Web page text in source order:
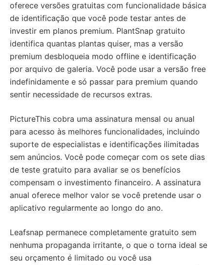
oferece versões gratuitas com funcionalidade básica
de identificação que você pode testar antes de
investir em planos premium. PlantSnap gratuito
identifica quantas plantas quiser, mas a versão
premium desbloqueia modo offline e identificação
por arquivo de galeria. Você pode usar a versão free
indefinidamente e só passar para premium quando
sentir necessidade de recursos extras.
PictureThis cobra uma assinatura mensal ou anual
para acesso às melhores funcionalidades, incluindo
suporte de especialistas e identificações ilimitadas
sem anúncios. Você pode começar com os sete dias
de teste gratuito para avaliar se os benefícios
compensam o investimento financeiro. A assinatura
anual oferece melhor valor se você pretende usar o
aplicativo regularmente ao longo do ano.
Leafsnap permanece completamente gratuito sem
nenhuma propaganda irritante, o que o torna ideal se
seu orçamento é limitado ou você usa